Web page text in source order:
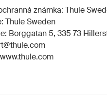
známka: Thule
Thule Sweden
Borggatan 5, 335 73